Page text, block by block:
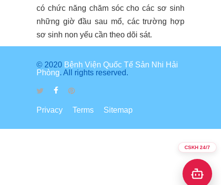
có chức năng chăm sóc cho các sơ sinh
những giờ đầu sau mổ, các trường hợp
sơ sinh non yếu cần theo dõi sát.
© 2020 Bệnh Viện Quốc Tế Sản Nhi Hải
Phòng. All rights reserved.
Privacy Terms Sitemap
CSKH 24/7